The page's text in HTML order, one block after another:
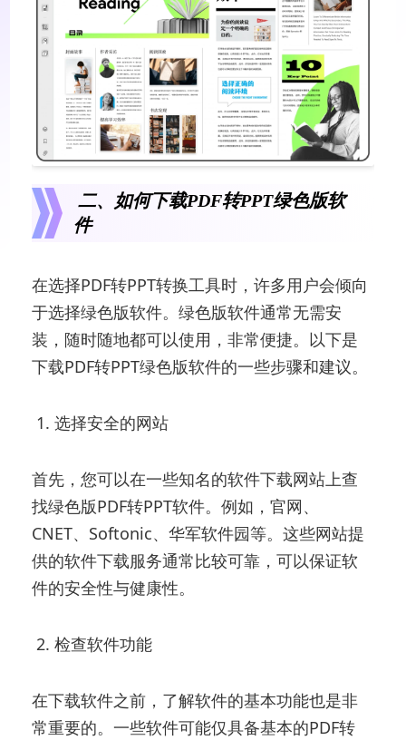
二、如何下载PDF转PPT绿色版软
件
在选择PDF转PPT转换工具时，许多用户会倾向
于选择绿色版软件。绿色版软件通常无需安
装，随时随地都可以使用，非常便捷。以下是
下载PDF转PPT绿色版软件的一些步骤和建议。
1. 选择安全的网站
首先，您可以在一些知名的软件下载网站上查
找绿色版PDF转PPT软件。例如，官网、
CNET、Softonic、华军软件园等。这些网站提
供的软件下载服务通常比较可靠，可以保证软
件的安全性与健康性。
2. 检查软件功能
在下载软件之前，了解软件的基本功能也是非
常重要的。一些软件可能仅具备基本的PDF转